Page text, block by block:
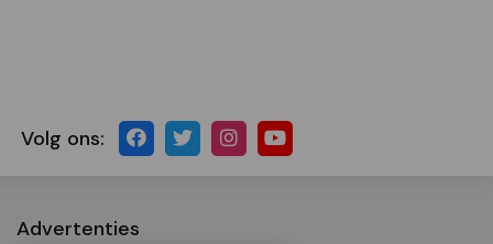
Volg ons:
Advertenties